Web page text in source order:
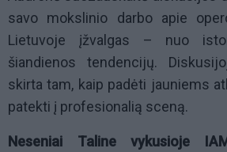
savo mokslinio darbo apie
Lietuvoje įžvalgas – nuo
šiandienos tendencijų.
skirta tam, kaip padėti jauniems
patekti į profesionalią sceną.
Neseniai Taline vykusioje